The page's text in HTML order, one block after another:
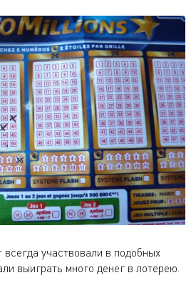
участвовали в подобных
выиграть много денег в лотерею.